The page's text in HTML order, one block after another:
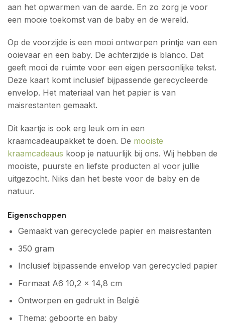
aan het opwarmen van de aarde. En zo zorg je voor
een mooie toekomst van de baby en de wereld.
Op de voorzijde is een mooi ontworpen printje van een
ooievaar en een baby. De achterzijde is blanco. Dat
geeft mooi de ruimte voor een eigen persoonlijke tekst.
Deze kaart komt inclusief bijpassende gerecycleerde
envelop. Het materiaal van het papier is van
maisrestanten gemaakt.
Dit kaartje is ook erg leuk om in een
kraamcadeaupakket te doen. De mooiste
kraamcadeaus koop je natuurlijk bij ons. Wij hebben de
mooiste, puurste en liefste producten al voor jullie
uitgezocht. Niks dan het beste voor de baby en de
natuur.
Eigenschappen
Gemaakt van gerecyclede papier en maisrestanten
350 gram
Inclusief bijpassende envelop van gerecycled papier
Formaat A6 10,2 x 14,8 cm
Ontworpen en gedrukt in België
Thema: geboorte en baby